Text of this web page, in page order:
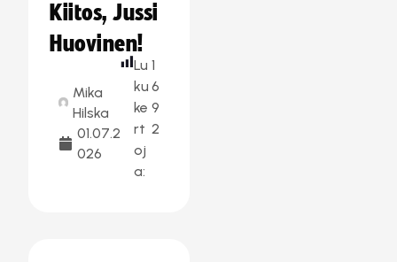
Kiitos, Jussi
Huovinen!
Mika
Hilska
01.07.2
026
Lu
ku
ke
rt
oj
a:
1
6
9
2